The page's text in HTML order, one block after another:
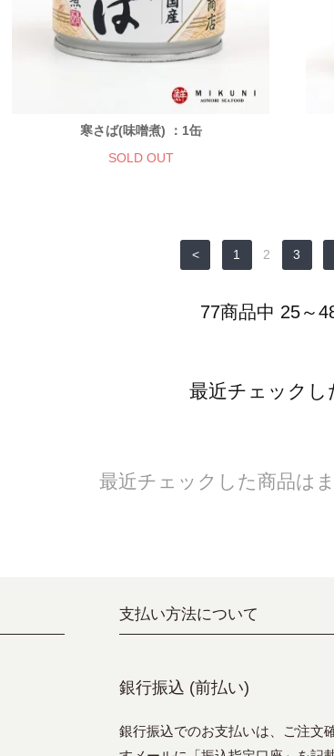
寒さば(味噌煮) ：1缶
SOLD OUT
< 1 2 3
77商品中 25～
最近チェックし
最近チェックした商品は
支払い方法について
銀行振込 (前払い)
銀行振込でのお支払いは、ご注文